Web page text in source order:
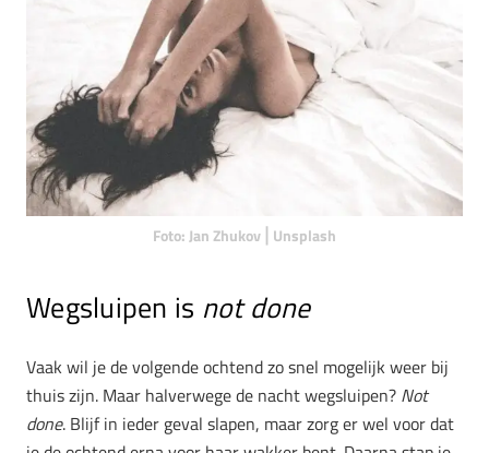
Foto: Jan Zhukov⎪Unsplash
Wegsluipen is not done
Vaak wil je de volgende ochtend zo snel mogelijk weer bij
thuis zijn. Maar halverwege de nacht wegsluipen? Not
done. Blijf in ieder geval slapen, maar zorg er wel voor dat